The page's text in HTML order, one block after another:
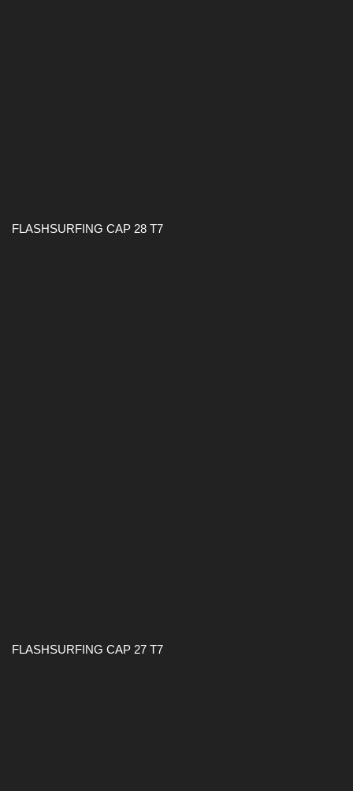
FLASHSURFING CAP 28 T7
FLASHSURFING CAP 27 T7